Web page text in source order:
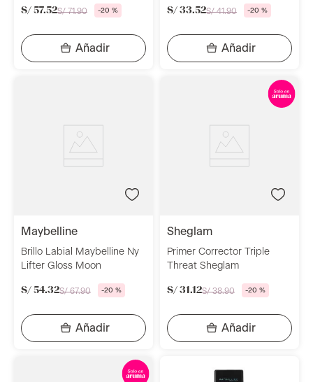
S/ 57.52S/ 71.90 -20 % S/ 33.52S/ 41.90 -20 %
maybelline
Brillo Labial Maybelline Ny
Lifter Gloss Moon
S/ 54.32S/ 67.90 -20 %
sheglam
Primer Corrector Triple
Threat Sheglam
S/ 31 .12S/ 38.90 -20 %